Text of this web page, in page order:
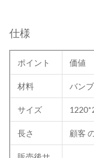
仕様
ポイント 価値
材料 バン
サイズ
長さ 顧客